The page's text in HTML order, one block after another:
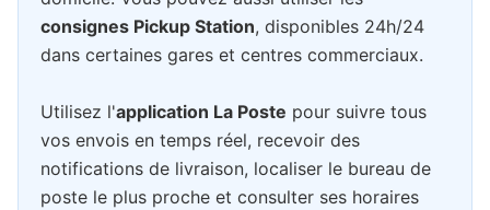
consignes Pickup Station, disponibles 24h/24
dans certaines gares et centres commerciaux.
Utilisez l'application La Poste pour suivre tous
vos envois en temps réel, recevoir des
notifications de livraison, localiser le bureau de
poste le plus proche et consulter ses horaires